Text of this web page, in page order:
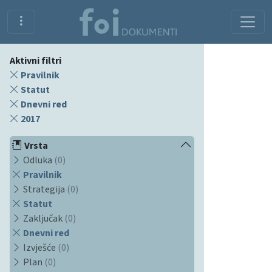
Aktivni filtri
Pravilnik
Statut
Dnevni red
2017
Vrsta
Odluka (0)
Pravilnik
Strategija (0)
Statut
Zaključak (0)
Dnevni red
Izvješće (0)
Plan (0)